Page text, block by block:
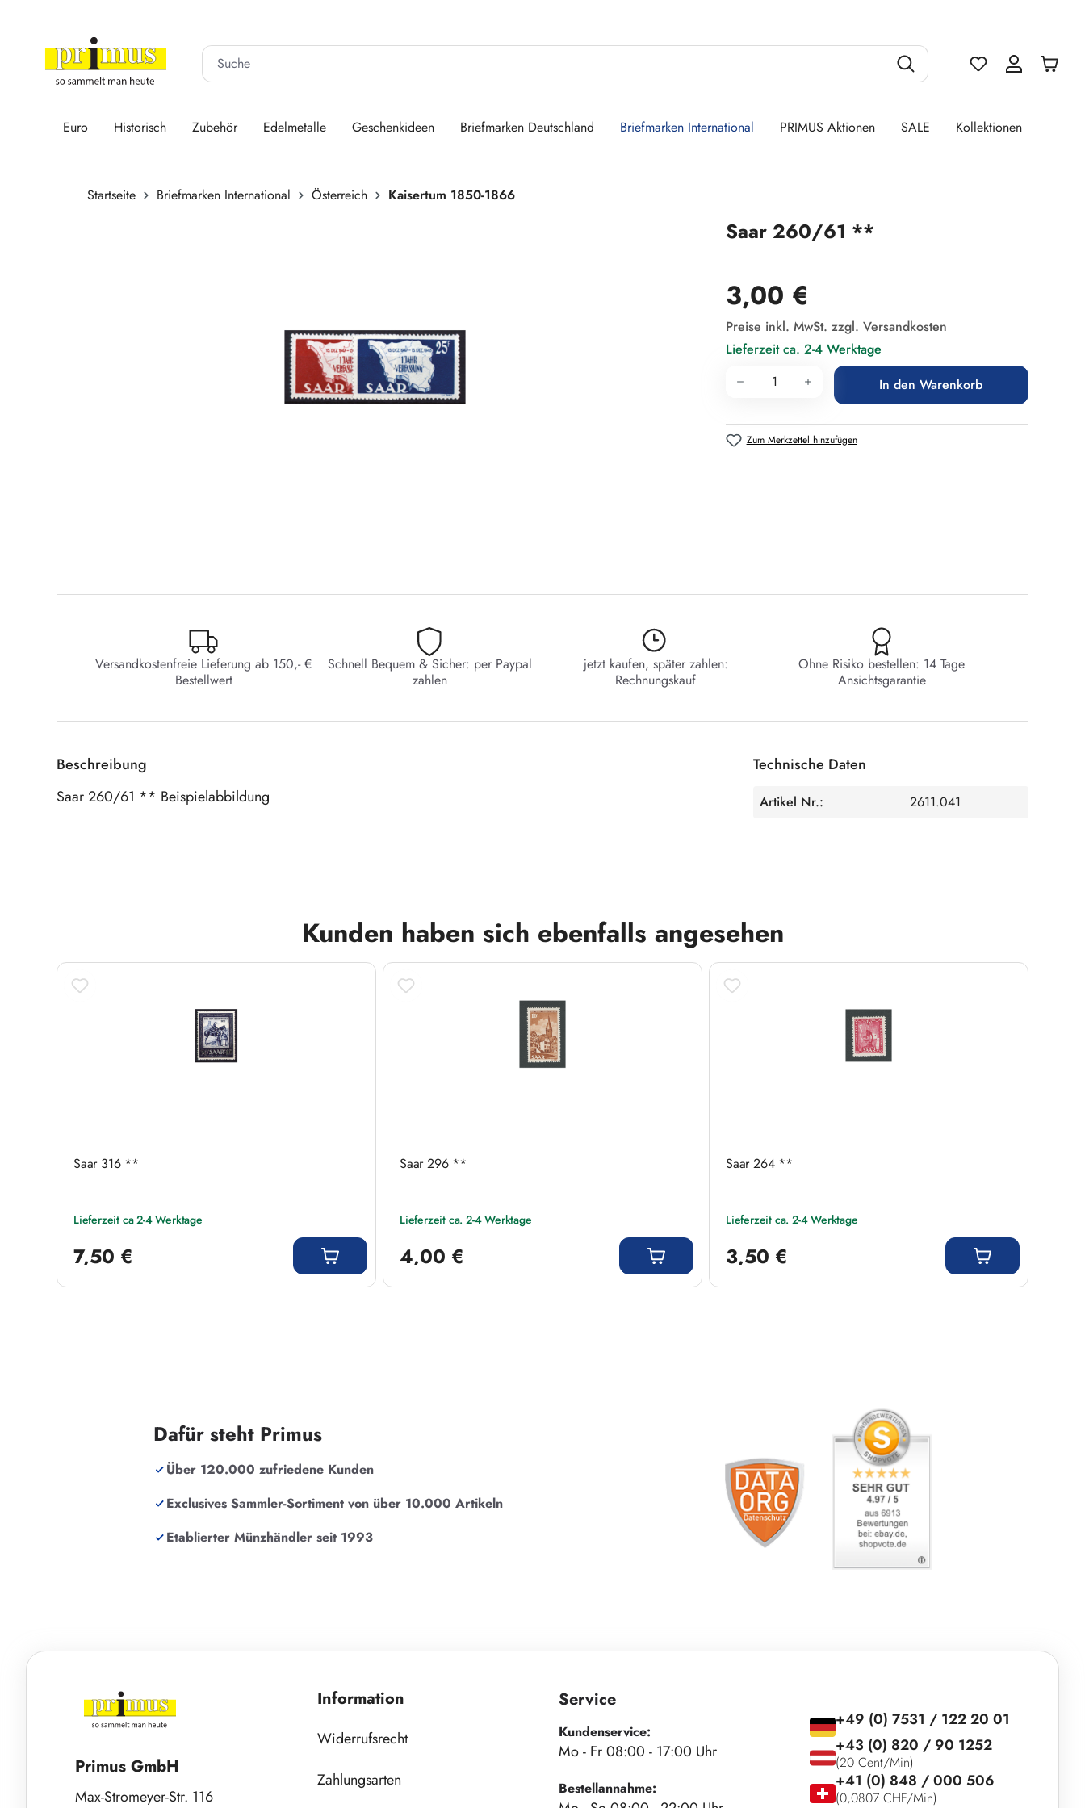
Du hast 0
Euro Historisch Zubehör Edelmetalle Geschenkideen Briefmarken Deutschland Briefmarken International PRIMUS Aktionen SALE Kollektionen
Startseite Briefmarken International Österreich
Kaisertum 1850-1866
Saar 260/61 **
Regulärer Preis:
3,00 €
Preise inkl. MwSt. zzgl. Versandkosten
Lieferzeit ca. 2-4 Werktage
Produkt Anzahl: Gib den gewünschten
In den Warenkorb
Zum Merkzettel hinzufügen
Versandkostenfreie Lieferung ab 150,- €
Bestellwert
Schnell Bequem & Sicher: per Paypal
zahlen
jetzt kaufen, später zahlen:
Rechnungskauf
Ohne Risiko bestellen: 14 Tage
Ansichtsgarantie
Beschreibung
Saar 260/61 ** Beispielabbildung
Technische Daten
Artikel Nr.: 2611.041
Kunden haben sich ebenfalls angesehen
Saar 316 **
Lieferzeit ca 2-4 Werktage
7,50 €
Saar 296 **
Lieferzeit ca. 2-4 Werktage
4,00 €
Saar 264 **
Lieferzeit ca. 2-4 Werktage
3,50 €
Dafür steht Primus
Über 120.000 zufriedene Kunden
Exclusives Sammler-Sortiment von über 10.000 Artikeln
Etablierter Münzhändler seit 1993
Primus GmbH
Max-Stromeyer-Str. 116
Information
Widerrufsrecht
Zahlungsarten
Service
Kundenservice:
Mo - Fr 08:00 - 17:00 Uhr
Bestellannahme:
+49 (0) 7531 / 122 20 01
+43 (0) 820 / 90 1252
(20 Cent/Min)
+41 (0) 848 / 000 506
(0,0807 CHF/Min)